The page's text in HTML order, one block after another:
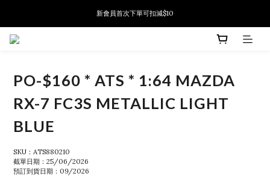
新會員首次下單可扣減$10
新會員首次下單可扣減$10
PO-$160 * ATS * 1:64 MAZDA
RX-7 FC3S METALLIC LIGHT
BLUE
SKU：ATS880210
截單日期：25/06/2026
預訂到貨日期：09/2026